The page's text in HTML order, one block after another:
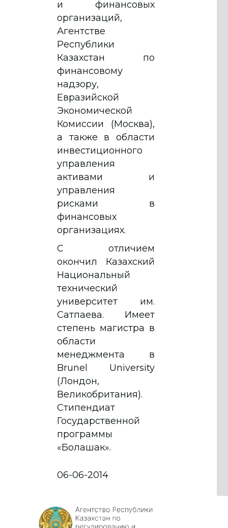
и финансовых
организаций,
Агентстве
Республики
Казахстан по
финансовому
надзору,
Евразийской
Экономической
Комиссии (Москва),
а также в области
инвестиционного
управления
активами и
управления
рисками в
финансовых
организациях.
С отличием
окончил Казахский
Национальный
технический
университет им.
Сатпаева. Имеет
степень магистра в
области
менеджмента в
Brunel University
(Лондон,
Великобритания).
Стипендиат
Государственной
программы
«Болашак».
06-06-2014